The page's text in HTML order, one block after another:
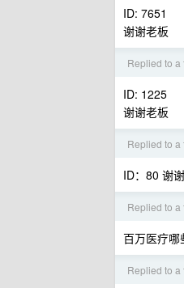
ID: 7651
谢谢老板
Replied to a
ID: 1225
谢谢老板
Replied to a
ID：80 谢
Replied to a
百万医疗哪
Replied to a